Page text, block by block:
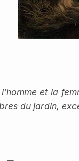
et la
du jardin,